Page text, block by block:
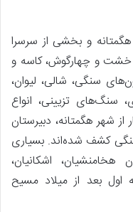
هگمتانه و بخشی از سرسرا
خشت و چهارگوش، کاسه و
سنگی، شالی، لیوان،
تزیینی، انواع
شهر هگمتانه، دبیرستان
کشف شده‌اند. بسیاری
هخامنشیان، اشکانیان،
اول بعد از میلاد مسیح